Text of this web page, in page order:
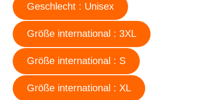
Geschlecht : Unisex
Größe international : 3XL
Größe international : S
Größe international : XL